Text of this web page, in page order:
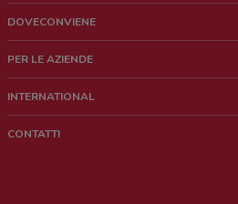
DOVECONVIENE
Chi siamo
Lavora con noi
PER LE AZIENDE
Richieste commerciali e marketing
INTERNATIONAL
CONTATTI